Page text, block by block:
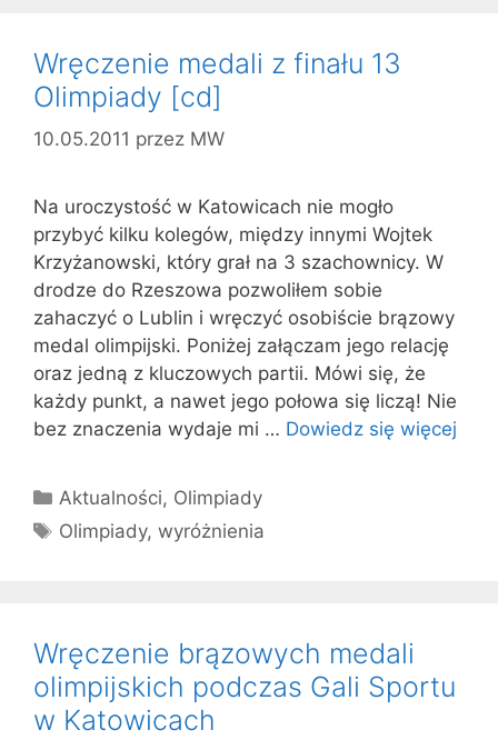
Wręczenie medali z finału 13
Olimpiady [cd]
10.05.2011 przez MW
Na uroczystość w Katowicach nie mogło
przybyć kilku kolegów, między innymi Wojtek
Krzyżanowski, który grał na 3 szachownicy. W
drodze do Rzeszowa pozwoliłem sobie
zahaczyć o Lublin i wręczyć osobiście brązowy
medal olimpijski. Poniżej załączam jego relację
oraz jedną z kluczowych partii. Mówi się, że
każdy punkt, a nawet jego połowa się liczą! Nie
bez znaczenia wydaje mi … Dowiedz się więcej
Kategorie
Aktualności, Olimpiady
Tagi
Olimpiady,wyróżnienia
Wręczenie brązowych medali
olimpijskich podczas Gali Sportu
w Katowicach